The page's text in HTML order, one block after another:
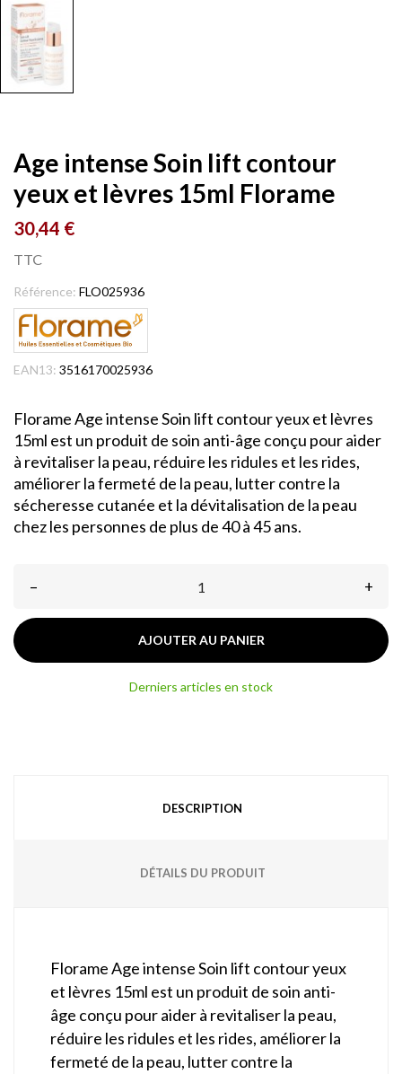
Age intense Soin lift contour
yeux et lèvres 15ml Florame
30,44 €
TTC
Référence: FLO025936
EAN13: 3516170025936
Florame Age intense Soin lift contour yeux et lèvres
15ml est un produit de soin anti-âge conçu pour aider
à revitaliser la peau, réduire les ridules et les rides,
améliorer la fermeté de la peau, lutter contre la
sécheresse cutanée et la dévitalisation de la peau
chez les personnes de plus de 40 à 45 ans.
– +
AJOUTER AU PANIER
Derniers articles en stock
DESCRIPTION
DÉTAILS DU PRODUIT
Florame Age intense Soin lift contour yeux
et lèvres 15ml est un produit de soin anti-
âge conçu pour aider à revitaliser la peau,
réduire les ridules et les rides, améliorer la
fermeté de la peau, lutter contre la